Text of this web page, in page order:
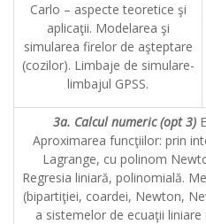
Carlo – aspecte teoretice şi
aplicaţii. Modelarea şi
simularea firelor de aşteptare
(cozilor). Limbaje de simulare-
limbajul GPSS.
3a. Calcul numeric (opt 3)
Aproximarea funcţiilor: prin
Lagrange, cu polinom
Regresia liniară, polinomială.
(bipartiţiei, coardei, Newton,
a sistemelor de ecuaţii